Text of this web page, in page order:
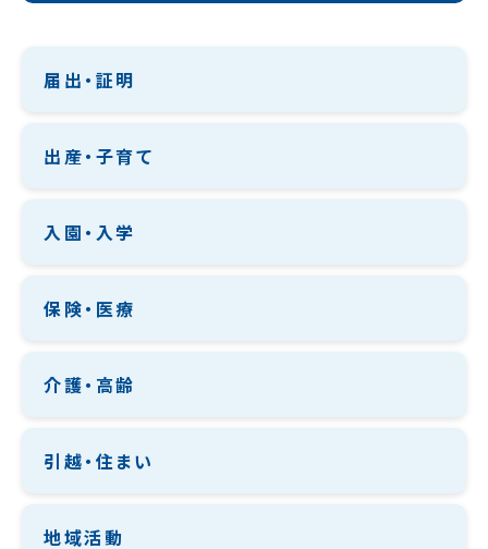
届出・証明
出産・子育て
入園・入学
保険・医療
介護・高齢
引越・住まい
地域活動